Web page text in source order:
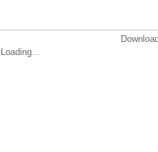
Loading...